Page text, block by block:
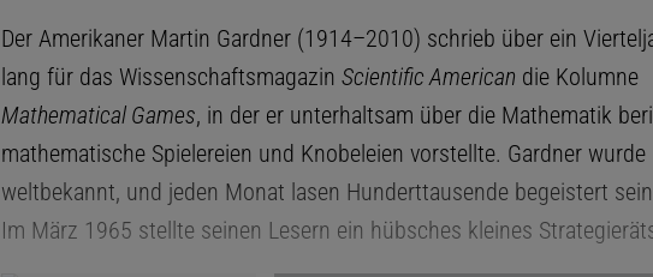
Der Amerikaner Martin Gardner (1914–2010) schrieb über ein
lang für das Wissenschaftsmagazin Scientific American die Kolumne
Mathematical Games, in der er unterhaltsam über die Mathematik
mathematische Spielereien und Knobeleien vorstellte. Gardner wurde
weltbekannt, und jeden Monat lasen Hunderttausende begeistert
Im März 1965 stellte seinen Lesern ein hübsches kleines